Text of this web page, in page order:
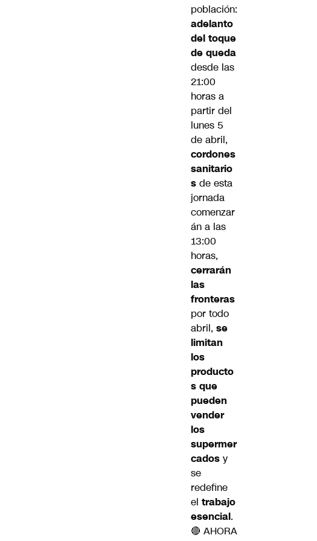
población:
adelanto
del toque
de queda
desde las
21:00
horas a
partir del
lunes 5
de abril,
cordones
sanitario
s de esta
jornada
comenzar
án a las
13:00
horas,
cerrarán
las
fronteras
por todo
abril, se
limitan
los
producto
s que
pueden
vender
los
supermer
cados y
se
redefine
el trabajo
esencial.
🔴 AHORA